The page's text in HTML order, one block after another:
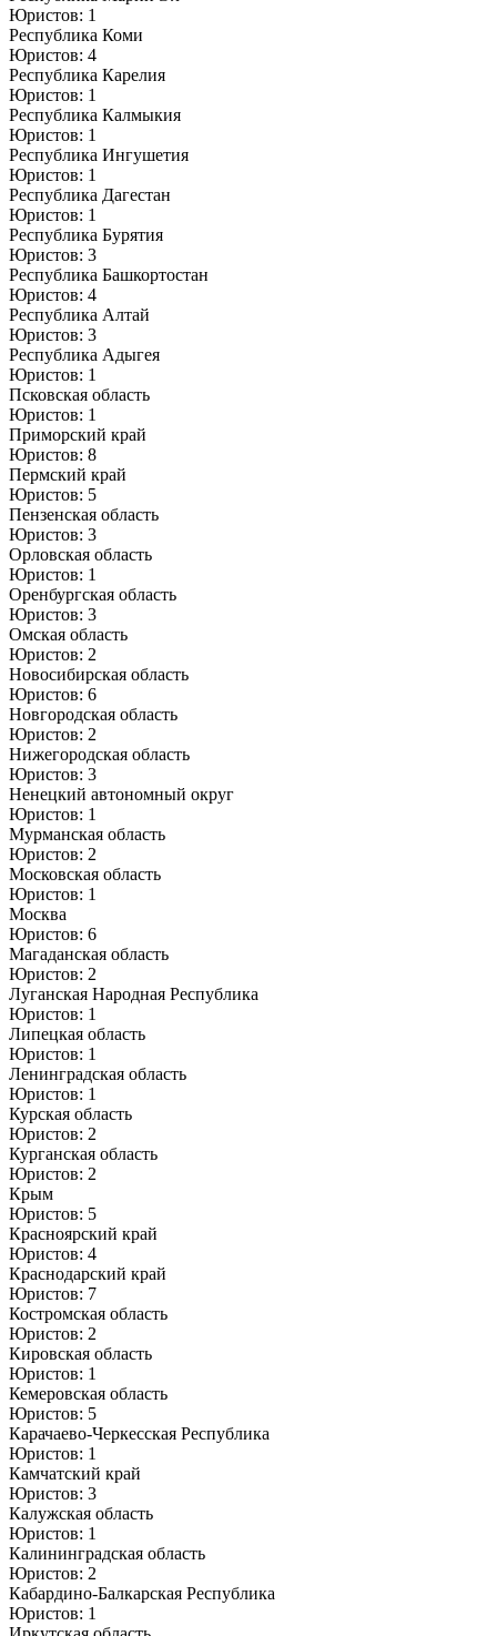
Юристов: 1
Республика Коми
Юристов: 4
Республика Карелия
Юристов: 1
Республика Калмыкия
Юристов: 1
Республика Ингушетия
Юристов: 1
Республика Дагестан
Юристов: 1
Республика Бурятия
Юристов: 3
Республика Башкортостан
Юристов: 4
Республика Алтай
Юристов: 3
Республика Адыгея
Юристов: 1
Псковская область
Юристов: 1
Приморский край
Юристов: 8
Пермский край
Юристов: 5
Пензенская область
Юристов: 3
Орловская область
Юристов: 1
Оренбургская область
Юристов: 3
Омская область
Юристов: 2
Новосибирская область
Юристов: 6
Новгородская область
Юристов: 2
Нижегородская область
Юристов: 3
Ненецкий автономный округ
Юристов: 1
Мурманская область
Юристов: 2
Московская область
Юристов: 1
Москва
Юристов: 6
Магаданская область
Юристов: 2
Луганская Народная Республика
Юристов: 1
Липецкая область
Юристов: 1
Ленинградская область
Юристов: 1
Курская область
Юристов: 2
Курганская область
Юристов: 2
Крым
Юристов: 5
Красноярский край
Юристов: 4
Краснодарский край
Юристов: 7
Костромская область
Юристов: 2
Кировская область
Юристов: 1
Кемеровская область
Юристов: 5
Карачаево-Черкесская Республика
Юристов: 1
Камчатский край
Юристов: 3
Калужская область
Юристов: 1
Калининградская область
Юристов: 2
Кабардино-Балкарская Республика
Юристов: 1